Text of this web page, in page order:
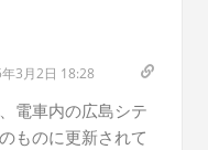
3月2日 18:28
電車内の広島シテ
ものに更新されて